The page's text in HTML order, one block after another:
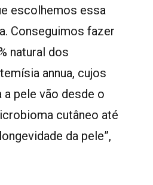
escolhemos essa
Conseguimos fazer
natural dos
annua, cujos
pele vão desde o
cutâneo até
da pele”,